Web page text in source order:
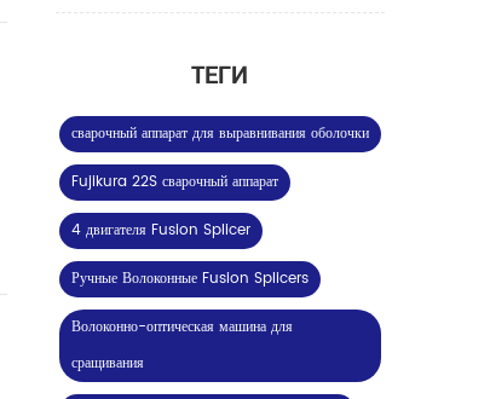
ТЕГИ
сварочный аппарат для выравнивания оболочки
Fujikura 22S сварочный аппарат
4 двигателя Fusion Splicer
Ручные Волоконные Fusion Splicers
Волоконно-оптическая машина для
сращивания